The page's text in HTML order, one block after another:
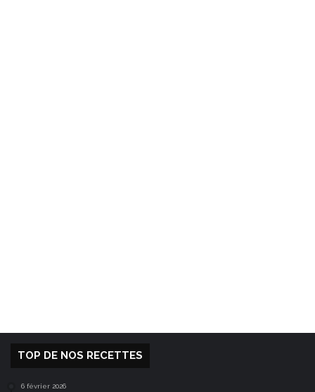
TOP DE NOS RECETTES
6 février 2026